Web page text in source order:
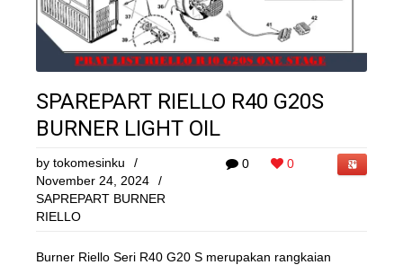
SPAREPART RIELLO R40 G20S
BURNER LIGHT OIL
0 0
by tokomesinku
/
November 24, 2024
/
SAPREPART BURNER
RIELLO
Burner Riello Seri R40 G20 S merupakan rangkaian